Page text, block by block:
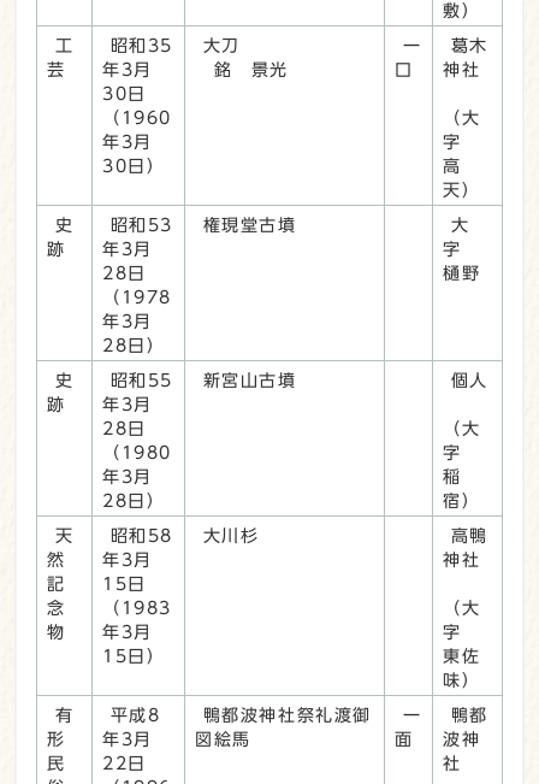
敷）
工
芸
昭和35
年3月
30日
（1960
年3月
30日）
大刀
銘 景光
一
口
葛木
神社
（大
字
高
天）
史
跡
昭和53
年3月
28日
（1978
年3月
28日）
権現堂古墳
大
字
樋野
史
跡
昭和55
年3月
28日
（1980
年3月
28日）
新宮山古墳 個人
（大
字
稲
宿）
天
然
記
念
物
昭和58
年3月
15日
（1983
年3月
15日）
大川杉
高鴨
神社
（大
字
東佐
味）
有
形
民
平成8
年3月
22日
鴨都波神社祭礼渡御
図絵馬
一
面
鴨都
波神
社